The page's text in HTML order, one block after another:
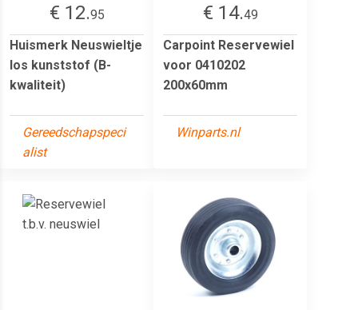
€ 12.95
Huismerk Neuswieltje
los kunststof (B-
kwaliteit)
Gereedschapspeci
alist
€ 14.49
Carpoint Reservewiel
voor 0410202
200x60mm
Winparts.nl